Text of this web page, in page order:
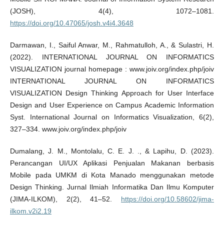
(JOSH), 4(4), 1072–1081.
https://doi.org/10.47065/josh.v4i4.3648
Darmawan, I., Saiful Anwar, M., Rahmatulloh, A., & Sulastri, H.
(2022). INTERNATIONAL JOURNAL ON INFORMATICS
VISUALIZATION journal homepage : www.joiv.org/index.php/joiv
INTERNATIONAL JOURNAL ON INFORMATICS
VISUALIZATION Design Thinking Approach for User Interface
Design and User Experience on Campus Academic Information
Syst. International Journal on Informatics Visualization, 6(2),
327–334. www.joiv.org/index.php/joiv
Dumalang, J. M., Montolalu, C. E. J. ., & Lapihu, D. (2023).
Perancangan UI/UX Aplikasi Penjualan Makanan berbasis
Mobile pada UMKM di Kota Manado menggunakan metode
Design Thinking. Jurnal Ilmiah Informatika Dan Ilmu Komputer
(JIMA-ILKOM), 2(2), 41–52. https://doi.org/10.58602/jima-
ilkom.v2i2.19